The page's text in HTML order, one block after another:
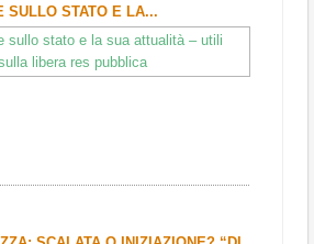
SULLO STATO E LA...